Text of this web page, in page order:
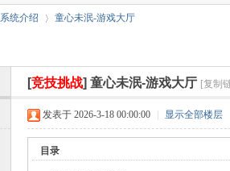
系统介绍
›
童心未泯-游戏大厅
[竞技挑战] 童心未泯-游戏大厅 [复制
发表于 2026-3-18 00:00:00 显示全部楼层
目录